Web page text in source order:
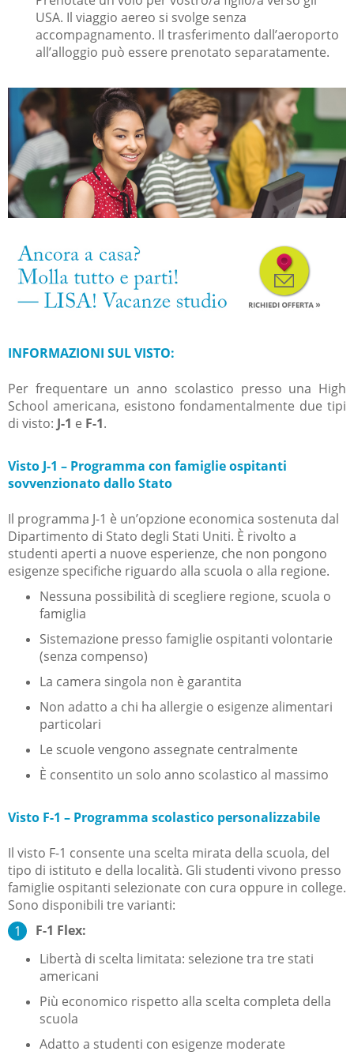
USA. Il viaggio aereo si svolge senza
accompagnamento. Il trasferimento dall’aeroporto
all’alloggio può essere prenotato separatamente.
INFORMAZIONI SUL VISTO:
Per frequentare un anno scolastico presso una High
School americana, esistono fondamentalmente due tipi
di visto: J-1 e F-1.
Visto J-1 – Programma con famiglie ospitanti
sovvenzionato dallo Stato
Il programma J-1 è un’opzione economica sostenuta dal
Dipartimento di Stato degli Stati Uniti. È rivolto a
studenti aperti a nuove esperienze, che non pongono
esigenze specifiche riguardo alla scuola o alla regione.
Nessuna possibilità di scegliere regione, scuola o
famiglia
Sistemazione presso famiglie ospitanti volontarie
(senza compenso)
La camera singola non è garantita
Non adatto a chi ha allergie o esigenze alimentari
particolari
Le scuole vengono assegnate centralmente
È consentito un solo anno scolastico al massimo
Visto F-1 – Programma scolastico personalizzabile
Il visto F-1 consente una scelta mirata della scuola, del
tipo di istituto e della località. Gli studenti vivono presso
famiglie ospitanti selezionate con cura oppure in college.
Sono disponibili tre varianti:
F-1 Flex:
Libertà di scelta limitata: selezione tra tre stati
americani
Più economico rispetto alla scelta completa della
scuola
Adatto a studenti con esigenze moderate